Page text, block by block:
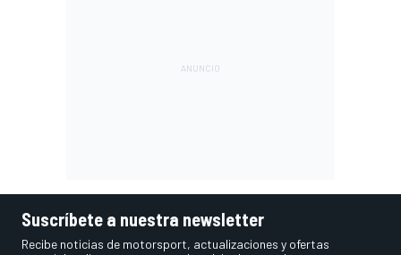
Suscríbete a nuestra newsletter
Recibe noticias de motorsport, actualizaciones y ofertas